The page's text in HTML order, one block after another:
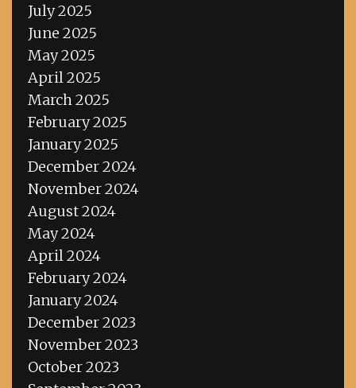
July 2025
June 2025
May 2025
April 2025
March 2025
February 2025
January 2025
December 2024
November 2024
August 2024
May 2024
April 2024
February 2024
January 2024
December 2023
November 2023
October 2023